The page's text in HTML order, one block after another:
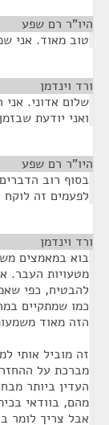
היו"ר רם שפע
טוב מאוד. אני
ורד וינדמן
שלום אדוני.
ואני יודעת
היו"ר רם שפע
בסוף רוב
לפעמים זה לוקח
ורד וינדמן
בוא במאמצים
מטעויות העבר.
להבטיח, כפי
כמו שמתקיים
הזה מאוד
זה מוביל אותי
מברכת על
העדין ביותר
מהם, בוודאי
אבל צריך לומר